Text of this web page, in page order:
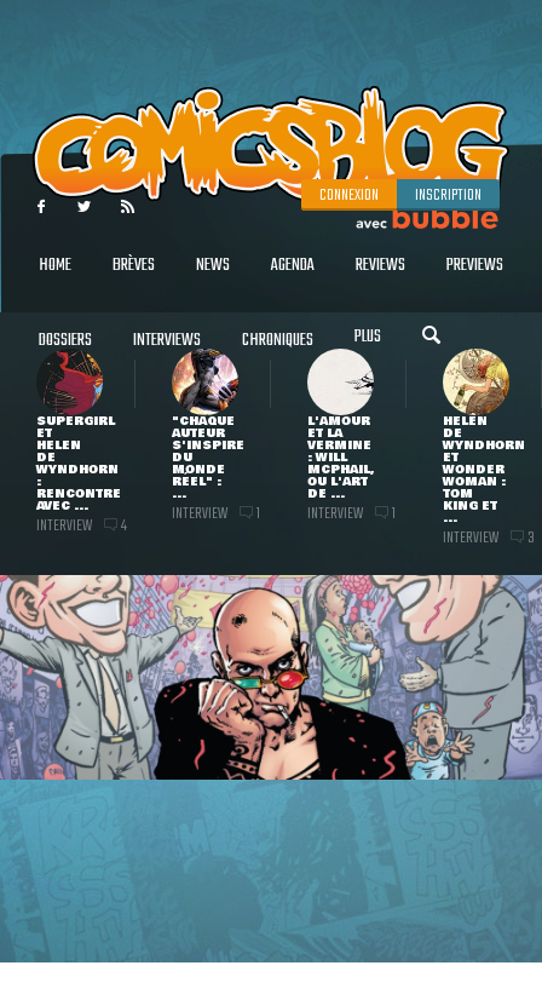
CONNEXION INSCRIPTION
HOME BRÈVES NEWS AGENDA REVIEWS PREVIEWS
DOSSIERS INTERVIEWS CHRONIQUES PLUS
SUPERGIRL
ET
HELEN
DE
WYNDHORN
:
RENCONTRE
AVEC ...
INTERVIEW 4
"CHAQUE
AUTEUR
S'INSPIRE
DU
MONDE
RÉEL" :
...
INTERVIEW 1
L'AMOUR
ET LA
VERMINE
: WILL
MCPHAIL,
OU L'ART
DE ...
INTERVIEW 1
HELEN
DE
WYNDHORN
ET
WONDER
WOMAN :
TOM
KING ET
...
INTERVIEW 3